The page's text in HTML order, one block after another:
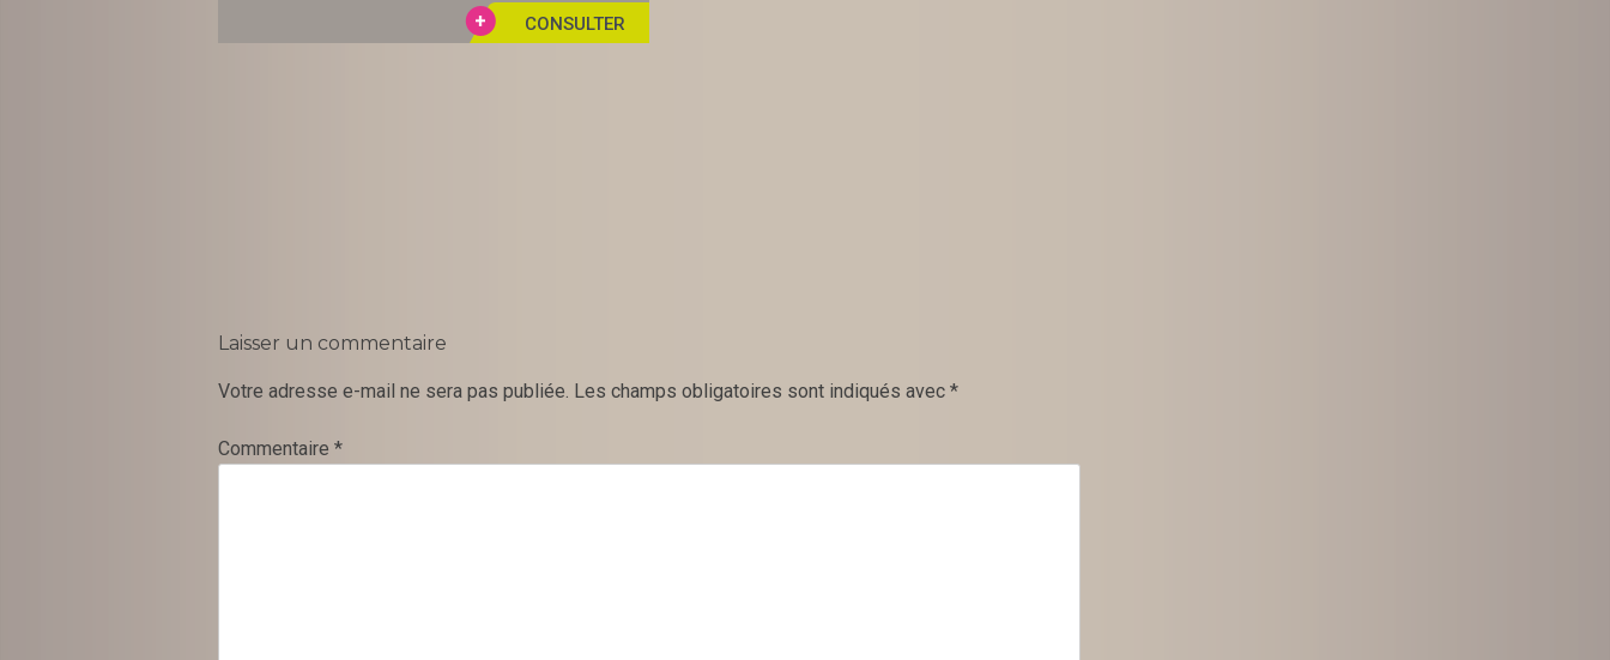
Laisser un commentaire
Votre adresse e-mail ne sera pas publiée. Les champs obligatoires sont indiqués avec *
Commentaire *